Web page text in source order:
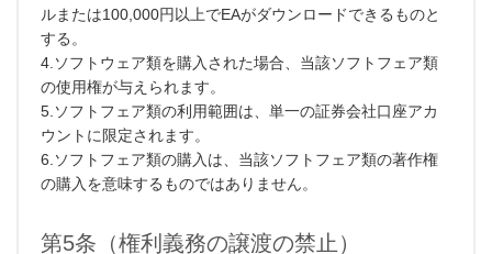
ルまたは100,000円以上でEAがダウンロードできるものと
する。
4.ソフトウェア類を購入された場合、当該ソフトフェア類
の使用権が与えられます。
5.ソフトフェア類の利用範囲は、単一の証券会社口座アカ
ウントに限定されます。
6.ソフトフェア類の購入は、当該ソフトフェア類の著作権
の購入を意味するものではありません。
第5条（権利義務の譲渡の禁止）